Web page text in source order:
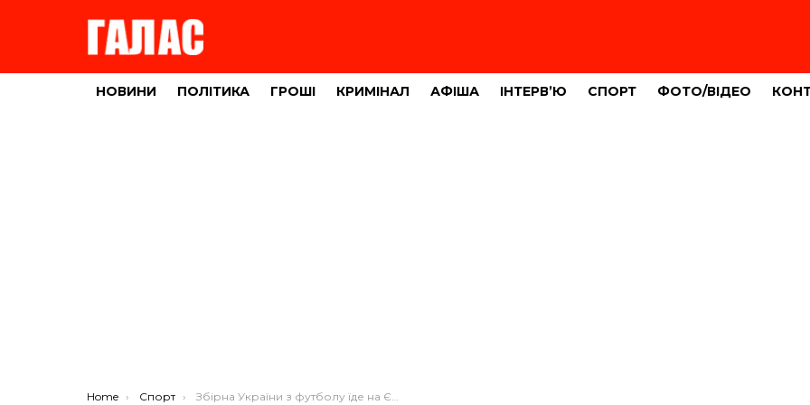
НОВИНИ ПОЛІТИКА ГРОШІ КРИМІНАЛ АФІША ІНТЕРВ’Ю СПОРТ ФОТО/ВІДЕО
You are here:
Home Спорт Збірна України з футболу їде на Євро-2016 у Францію